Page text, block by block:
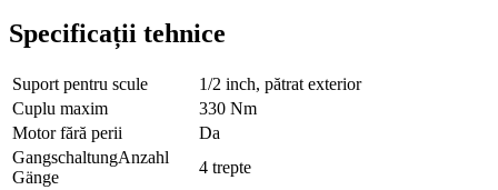
Specificații tehnice
Suport pentru scule
1/2 inch, pătrat exterior
Cuplu maxim
330 Nm
Motor fără perii
Da
GangschaltungAnzahl
Gänge
4 trepte